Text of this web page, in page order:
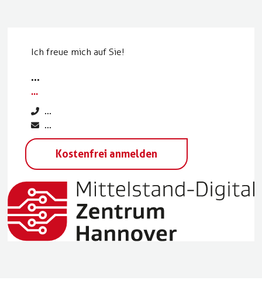
Ich freue mich auf Sie!
...
...
...
...
Kostenfrei anmelden